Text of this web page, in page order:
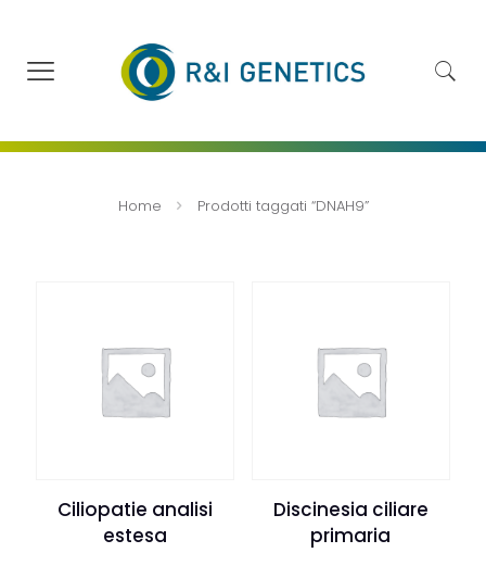
Home Prodotti taggati “DNAH9”
Ciliopatie analisi
estesa
Discinesia ciliare
primaria